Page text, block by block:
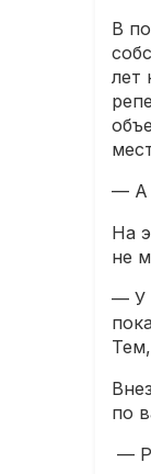
В
лет
— А
На
не
— У
по
—